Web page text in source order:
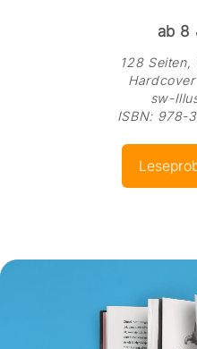
ab 8
128 Seiten,
sw-
ISBN: 978-